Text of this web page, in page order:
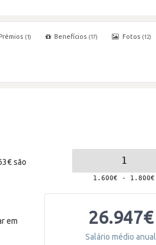
Prémios (1) Benefícios (17) Fotos (12)
são
em
26.947€
Salário médio anual